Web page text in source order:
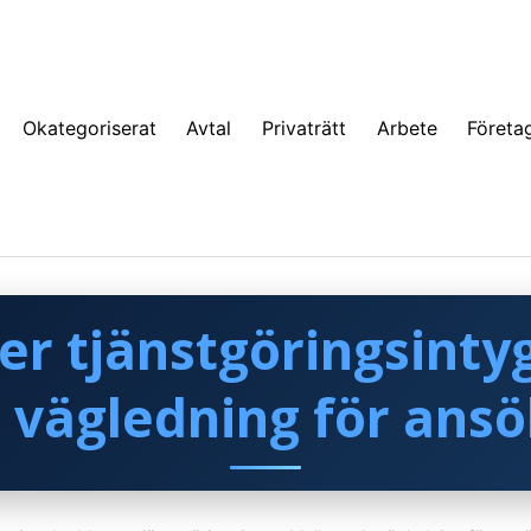
Okategoriserat Avtal Privaträtt Arbete
vägledning för